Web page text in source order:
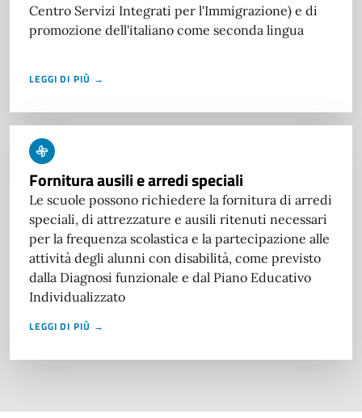
Centro Servizi Integrati per l'Immigrazione) e di
promozione dell'italiano come seconda lingua
LEGGI DI PIÙ →
Fornitura ausili e arredi speciali
Le scuole possono richiedere la fornitura di arredi
speciali, di attrezzature e ausili ritenuti necessari
per la frequenza scolastica e la partecipazione alle
attività degli alunni con disabilità, come previsto
dalla Diagnosi funzionale e dal Piano Educativo
Individualizzato
LEGGI DI PIÙ →